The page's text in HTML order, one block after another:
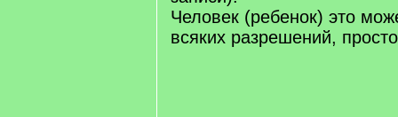
Человек (ребенок) это
всяких разрешений,